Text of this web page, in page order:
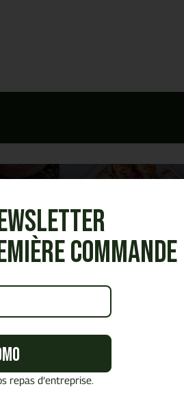
Notre offre
Cocktails &
réceptions
commande
repas d’entreprise.